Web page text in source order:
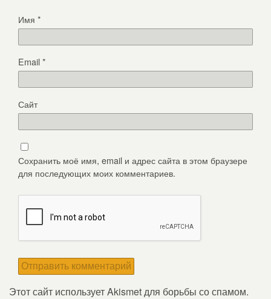
Имя *
Email*
Сайт
Сохранить моё имя, email и адрес сайта в этом браузере
для последующих моих комментариев.
Этот сайт использует Akismet для борьбы со спамом.